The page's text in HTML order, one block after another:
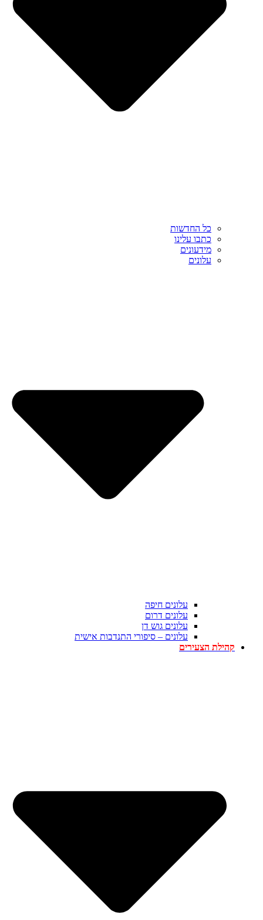
כל החדשות
כתבו עלינו
מידעונים
עלונים
עלונים חיפה
עלונים דרום
עלונים גוש דן
עלונים – סיפורי התנדבות אישית
קהילת הצעירים